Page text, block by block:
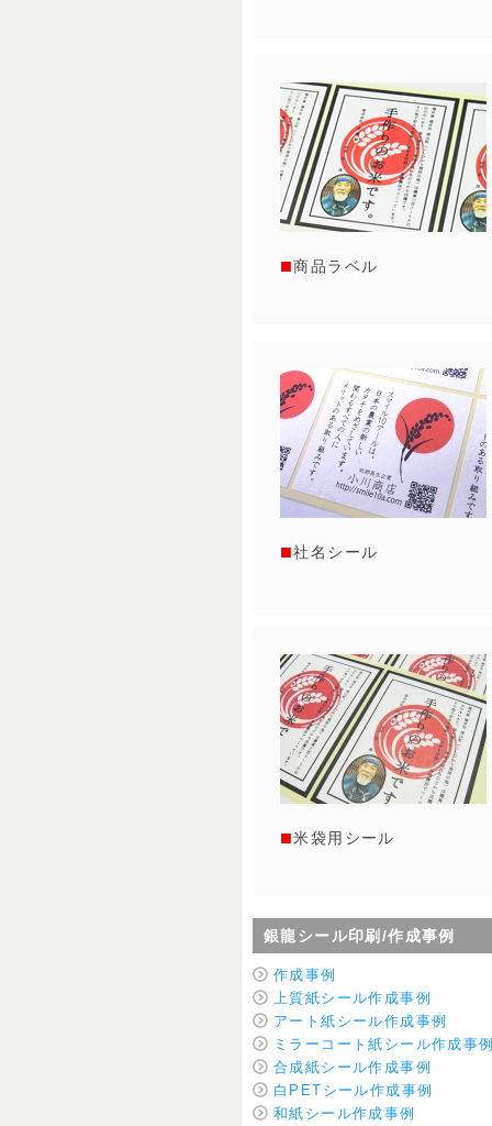
商品ラベル
社名シール
米袋用シール
銀龍シール印刷/作成事例
作成事例
上質紙シール作成事例
アート紙シール作成事例
ミラーコート紙シール作成事
合成紙シール作成事例
白PETシール作成事例
和紙シール作成事例